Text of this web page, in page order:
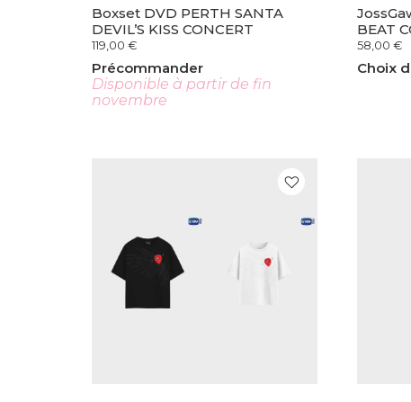
Boxset DVD PERTH SANTA
DEVIL’S KISS CONCERT
119,00 €
Précommander
Disponible à partir de fin
novembre
BEAT
58,00 €
Choix